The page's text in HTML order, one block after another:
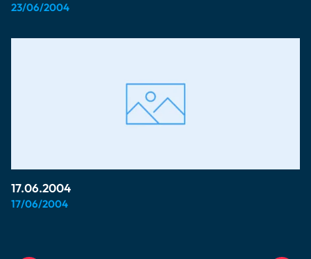
23/06/2004
17.06.2004
17/06/2004